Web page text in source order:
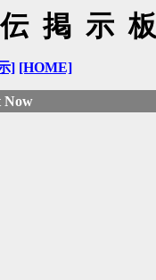
掲示板
] [HOME]
Now